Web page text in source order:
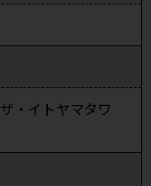
・イトヤマタワ